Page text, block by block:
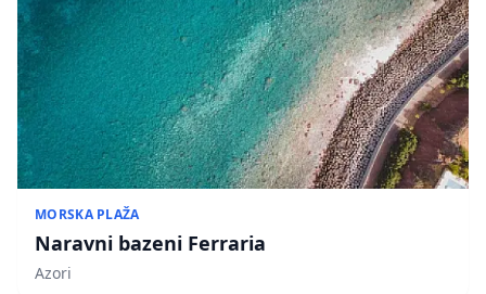
MORSKA PLAŽA
Naravni bazeni Ferraria
Azori